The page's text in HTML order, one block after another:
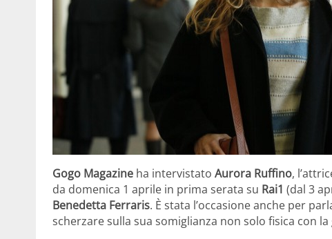
Gogo Magazine ha intervistato Aurora Ruffino,
da domenica 1 aprile in prima serata su Rai1 (dal 3
Benedetta Ferraris. È stata l’occasione anche per
scherzare sulla sua somiglianza non solo fisica con